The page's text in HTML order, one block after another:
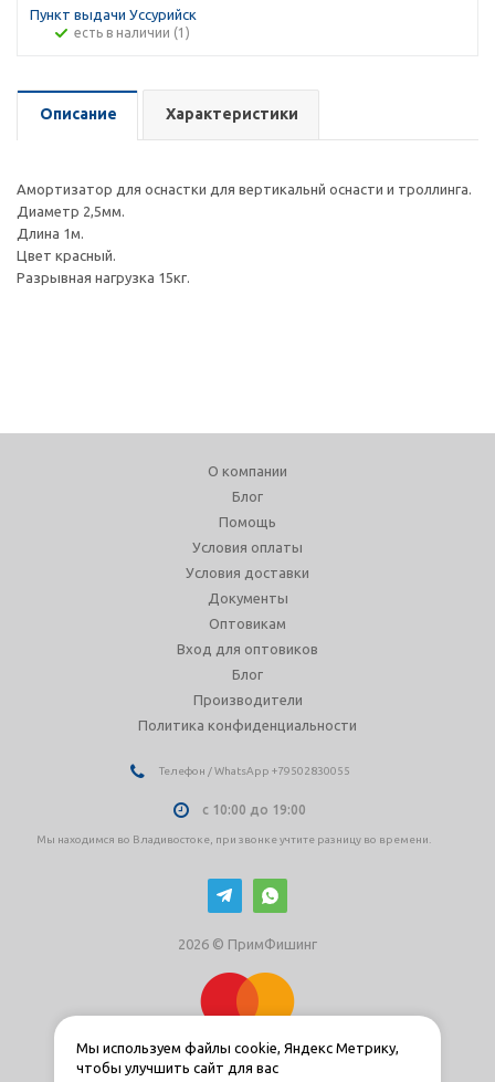
Пункт выдачи Уссурийск
Есть в наличии (1)
Описание Характеристики
Амортизатор для оснастки для вертикальнй оснасти и троллинга.
Диаметр 2,5мм.
Длина 1м.
Цвет красный.
Разрывная нагрузка 15кг.
О компании
Блог
Помощь
Условия оплаты
Условия доставки
Документы
Оптовикам
Вход для оптовиков
Блог
Производители
Политика конфиденциальности
Телефон / WhatsApp +79502830055
с 10:00 до 19:00
Мы находимся во Владивостоке, при звонке учтите разницу во времени.
2026 © ПримФишинг
Мы используем файлы cookie, Яндекс Метрику,
чтобы улучшить сайт для вас